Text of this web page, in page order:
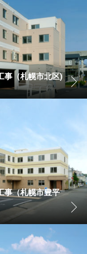
事（札幌市北区)
事（札幌市豊平